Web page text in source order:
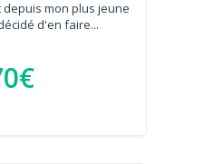
mon plus jeune
d'en faire...